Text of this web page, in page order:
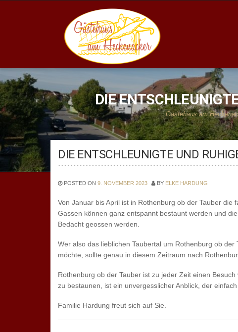
GÄSTEHAUS AM
DIE
Gästehaus am
DIE ENTSCHLEUNIGTE UND
POSTED ON 9. NOVEMBER 2023 BY ELKE HARDUNG
Von Januar bis April ist in Rothenburg ob der Tauber
Gassen können ganz entspannt bestaunt werden und
Bedacht geossen werden.
Wer also das lieblichen Taubertal um Rothenburg ob
möchte, sollte genau in diesem Zeitraum nach
Rothenburg ob der Tauber ist zu jeder Zeit einen
zu bestaunen, ist ein unvergesslicher Anblick, der
Familie Hardung freut sich auf Sie.